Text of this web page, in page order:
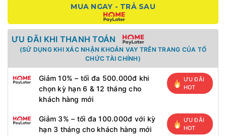
MUA NGAY - TRẢ SAU
ƯU ĐÃI KHI THANH TOÁN
(SỬ DỤNG KHI XÁC NHẬN KHOẢN VAY TRÊN TRANG CỦA TỔ
CHỨC TÀI CHÍNH)
Giảm 10% – tối đa 500.000đ khi
chọn kỳ hạn 6 & 12 tháng cho
khách hàng mới
ƯU ĐÃI
HOT
Giảm 3% – tối đa 100.000đ với kỳ
hạn 3 tháng cho khách hàng mới
ƯU ĐÃI
HOT